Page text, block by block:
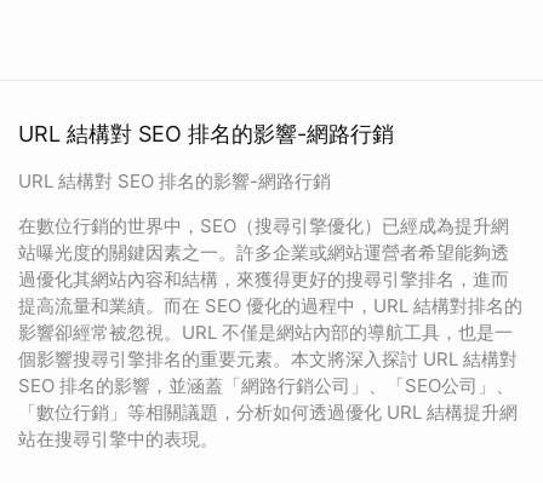
URL 結構對 SEO 排名的影響-網路行銷
URL 結構對 SEO 排名的影響-網路行銷
在數位行銷的世界中，SEO（搜尋引擎優化）已經成為提升網
站曝光度的關鍵因素之一。許多企業或網站運營者希望能夠透
過優化其網站內容和結構，來獲得更好的搜尋引擎排名，進而
提高流量和業績。而在 SEO 優化的過程中，URL 結構對排名的
影響卻經常被忽視。URL 不僅是網站內部的導航工具，也是一
個影響搜尋引擎排名的重要元素。本文將深入探討 URL 結構對
SEO 排名的影響，並涵蓋「網路行銷公司」、「SEO公司」、
「數位行銷」等相關議題，分析如何透過優化 URL 結構提升網
站在搜尋引擎中的表現。